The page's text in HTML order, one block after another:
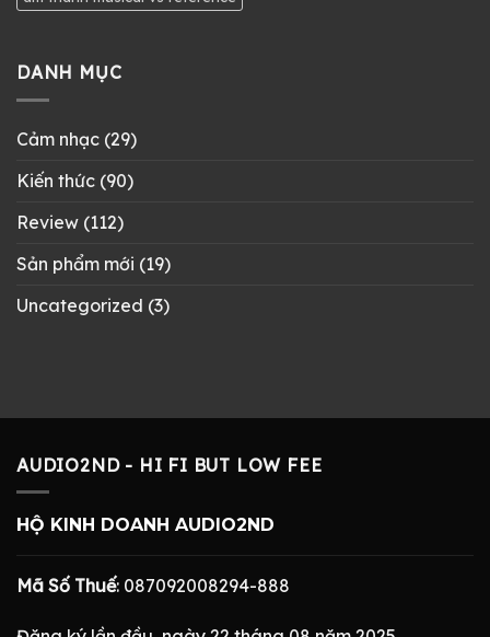
DANH MỤC
Cảm nhạc (29)
Kiến thức (90)
Review (112)
Sản phẩm mới (19)
Uncategorized (3)
AUDIO2ND - HI FI BUT LOW FEE
HỘ KINH DOANH AUDIO2ND
Mã Số Thuế: 087092008294-888